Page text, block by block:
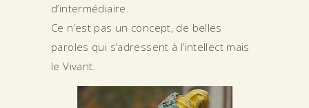
d’intermédiaire.
Ce n’est pas un concept, de belles
paroles qui s’adressent à l’intellect mais
le Vivant.